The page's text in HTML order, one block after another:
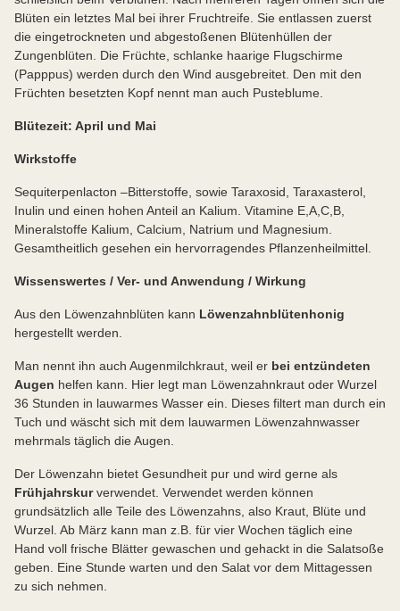
Blüten ein letztes Mal bei ihrer Fruchtreife. Sie entlassen zuerst
die eingetrockneten und abgestoßenen Blütenhüllen der
Zungenblüten. Die Früchte, schlanke haarige Flugschirme
(Papppus) werden durch den Wind ausgebreitet. Den mit den
Früchten besetzten Kopf nennt man auch Pusteblume.
Blütezeit: April und Mai
Wirkstoffe
Sequiterpenlacton –Bitterstoffe, sowie Taraxosid, Taraxasterol,
Inulin und einen hohen Anteil an Kalium. Vitamine E,A,C,B,
Mineralstoffe Kalium, Calcium, Natrium und Magnesium.
Gesamtheitlich gesehen ein hervorragendes Pflanzenheilmittel.
Wissenswertes / Ver- und Anwendung / Wirkung
Aus den Löwenzahnblüten kann Löwenzahnblütenhonig
hergestellt werden.
Man nennt ihn auch Augenmilchkraut, weil er bei entzündeten
Augen helfen kann. Hier legt man Löwenzahnkraut oder Wurzel
36 Stunden in lauwarmes Wasser ein. Dieses filtert man durch ein
Tuch und wäscht sich mit dem lauwarmen Löwenzahnwasser
mehrmals täglich die Augen.
Der Löwenzahn bietet Gesundheit pur und wird gerne als
Frühjahrskurverwendet. Verwendet werden können
grundsätzlich alle Teile des Löwenzahns, also Kraut, Blüte und
Wurzel. Ab März kann man z.B. für vier Wochen täglich eine
Hand voll frische Blätter gewaschen und gehackt in die Salatsoße
geben. Eine Stunde warten und den Salat vor dem Mittagessen
zu sich nehmen.